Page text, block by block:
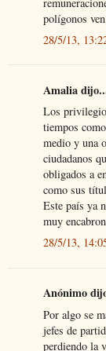
polígonos
28/5/13,
Amalia
Los
tiempos
medio y una
ciudadanos
obligados a
como sus
Este país ya
muy
28/5/13,
Anónimo
Por algo se
jefes de
perdiendo la